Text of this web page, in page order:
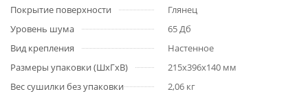
Покрытие поверхности
Глянец
Уровень шума
65 Дб
Вид крепления
Настенное
Размеры упаковки (ШхГхВ)
215х396х140 мм
Вес сушилки без упаковки
2,06 кг